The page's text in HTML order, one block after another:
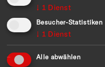
↓ 1 Dienst
Besucher-Statistiken
↓ 1 Dienst
Alle abwählen